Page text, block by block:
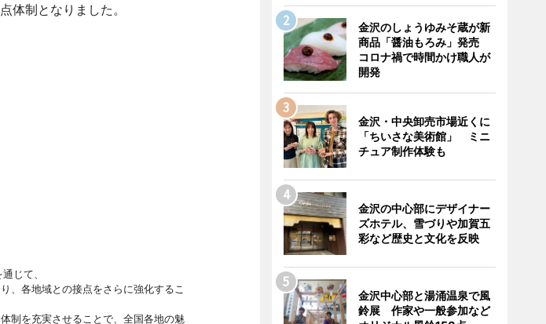
体制となりました。
じて、
、各地域との接点をさらに強化するこ
制を充実させることで、全国各地の魅
金沢のしょうゆみそ蔵が新
商品「醤油もろみ」発売
コロナ禍で時間かけ職人が
開発
金沢・中央卸売市場近くに
「ちいさな美術館」 ミニ
チュア制作体験も
金沢の中心部にデザイナー
ズホテル、雪づりや加賀五
彩など歴史と文化を反映
金沢中心部と湯涌温泉で風
鈴展 作家や一般参加など